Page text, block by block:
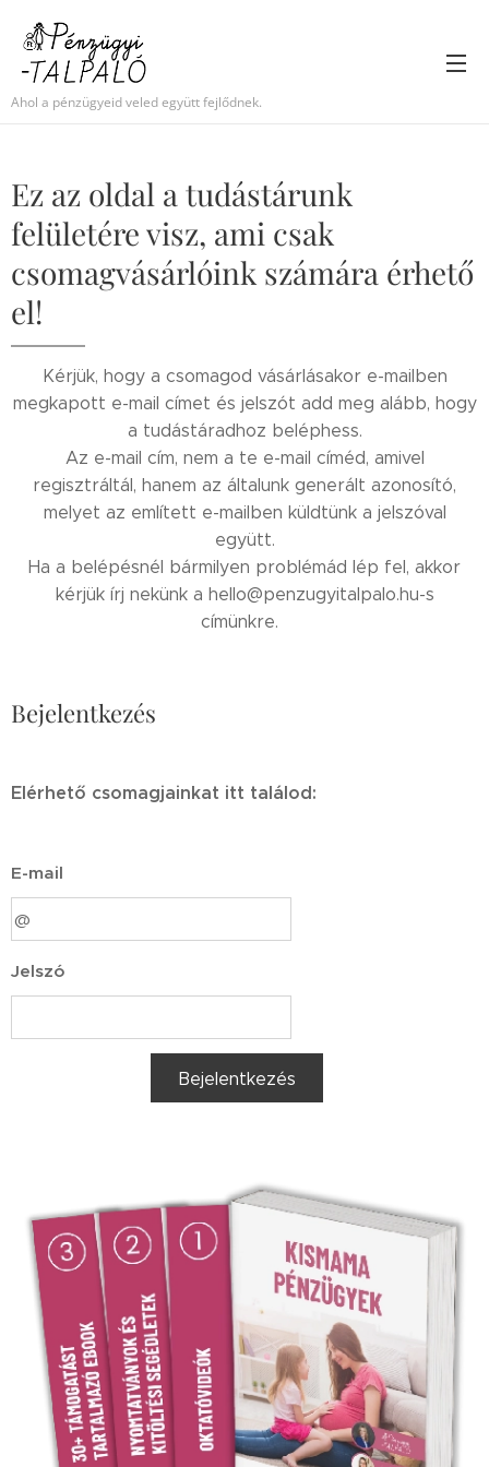
Ahol a pénzügyeid veled együtt fejlődnek.
Ez az oldal a tudástárunk
felületére visz, ami csak
csomagvásárlóink számára érhető
el!
Kérjük, hogy a csomagod vásárlásakor e-mailben
megkapott e-mail címet és jelszót add meg alább, hogy
a tudástáradhoz beléphess.
Az e-mail cím, nem a te e-mail címéd, amivel
regisztráltál, hanem az általunk generált azonosító,
melyet az említett e-mailben küldtünk a jelszóval
együtt.
Ha a belépésnél bármilyen problémád lép fel, akkor
kérjük írj nekünk a hello@penzugyitalpalo.hu-s
címünkre.
Bejelentkezés
Elérhető csomagjainkat itt találod:
E-mail
Jelszó
Bejelentkezés